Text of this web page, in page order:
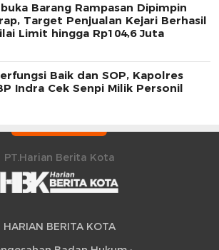
Barang Rampasan Dipimpin
Target Penjualan Kejari Berhasil
Limit hingga Rp104,6 Juta
Baik dan SOP, Kapolres
Indra Cek Senpi Milik Personil
PT.Harian Berita Kota
HARIAN BERITA KOTA